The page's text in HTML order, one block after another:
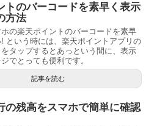
トのバーコードを素早く表示
方法
の楽天ポイントのバーコードを素早
! という時には、楽天ポイントアプリの
タップするとあっという間に、表示
でとっても便利です。
記事を読む
の残高をスマホで簡単に確認